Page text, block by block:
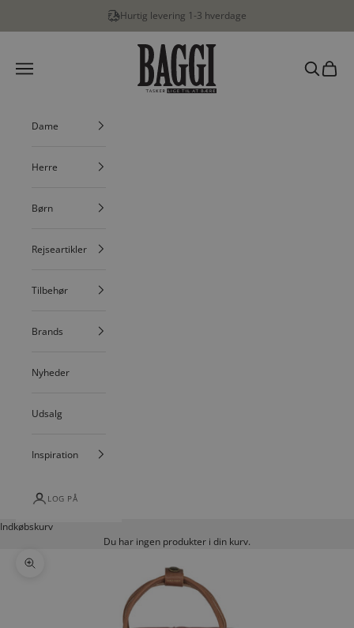
Hurtig levering 1-3 hverdage
BAGGI
Menu
Søg
Dame
Herre
Børn
Rejseartikler
Tilbehør
Brands
Nyheder
Udsalg
Inspiration
LOG PÅ
Indkøbskurv
Du har ingen produkter i din kurv.
Zoom